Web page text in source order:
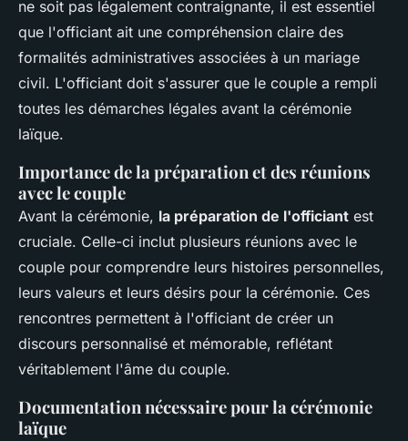
ne soit pas légalement contraignante, il est essentiel
que l'officiant ait une compréhension claire des
formalités administratives associées à un mariage
civil. L'officiant doit s'assurer que le couple a rempli
toutes les démarches légales avant la cérémonie
laïque.
Importance de la préparation et des réunions
avec le couple
Avant la cérémonie, la préparation de l'officiant est
cruciale. Celle-ci inclut plusieurs réunions avec le
couple pour comprendre leurs histoires personnelles,
leurs valeurs et leurs désirs pour la cérémonie. Ces
rencontres permettent à l'officiant de créer un
discours personnalisé et mémorable, reflétant
véritablement l'âme du couple.
Documentation nécessaire pour la cérémonie
laïque